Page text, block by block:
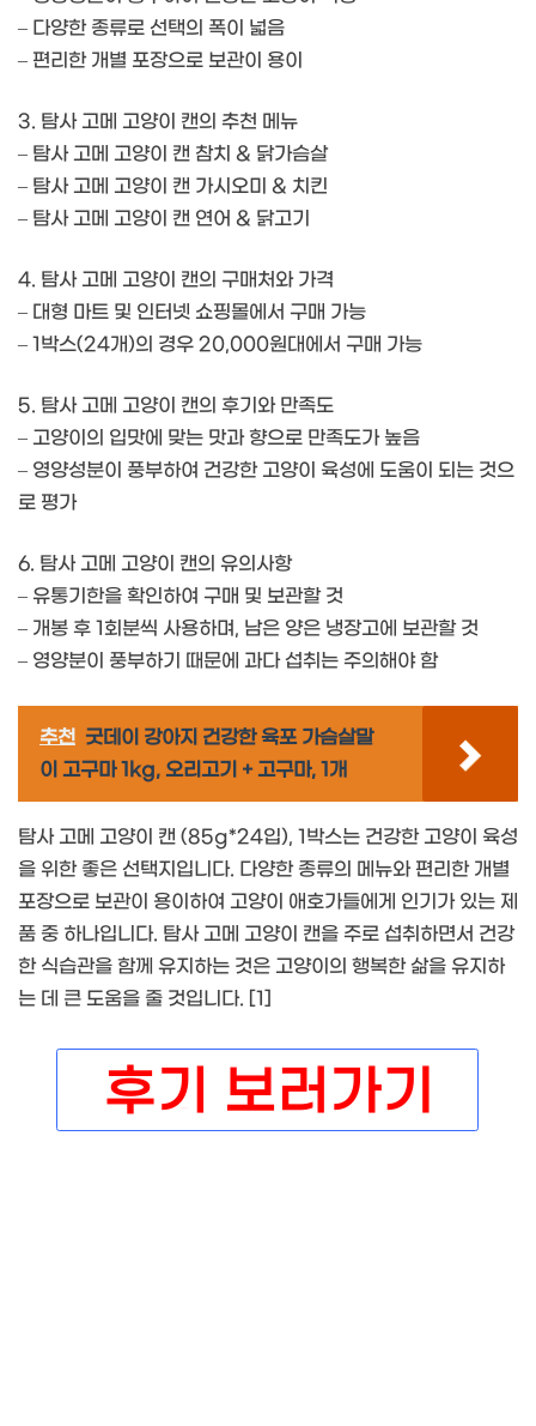
– 다양한 종류로 선택의 폭이 넓음
– 편리한 개별 포장으로 보관이 용이
3. 탐사 고메 고양이 캔의 추천 메뉴
– 탐사 고메 고양이 캔 참치 & 닭가슴살
– 탐사 고메 고양이 캔 가시오미 & 치킨
– 탐사 고메 고양이 캔 연어 & 닭고기
4. 탐사 고메 고양이 캔의 구매처와 가격
– 대형 마트 및 인터넷 쇼핑몰에서 구매 가능
– 1박스(24개)의 경우 20,000원대에서 구매 가능
5. 탐사 고메 고양이 캔의 후기와 만족도
– 고양이의 입맛에 맞는 맛과 향으로 만족도가 높음
– 영양성분이 풍부하여 건강한 고양이 육성에 도움이 되는 것으
로 평가
6. 탐사 고메 고양이 캔의 유의사항
– 유통기한을 확인하여 구매 및 보관할 것
– 개봉 후 1회분씩 사용하며, 남은 양은 냉장고에 보관할 것
– 영양분이 풍부하기 때문에 과다 섭취는 주의해야 함
추천 굿데이 강아지 건강한 육포 가슴살말
이 고구마 1kg, 오리고기 + 고구마, 1개
탐사 고메 고양이 캔 (85g*24입), 1박스는 건강한 고양이 육성
을 위한 좋은 선택지입니다. 다양한 종류의 메뉴와 편리한 개별
포장으로 보관이 용이하여 고양이 애호가들에게 인기가 있는 제
품 중 하나입니다. 탐사 고메 고양이 캔을 주로 섭취하면서 건강
한 식습관을 함께 유지하는 것은 고양이의 행복한 삶을 유지하
는 데 큰 도움을 줄 것입니다. [1]